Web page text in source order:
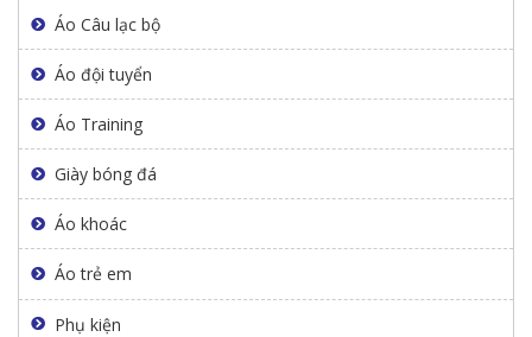
Áo Câu lạc bộ
Áo đội tuyển
Áo Training
Giày bóng đá
Áo khoác
Áo trẻ em
Phụ kiện